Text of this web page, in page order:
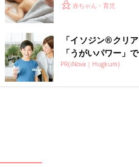
▼赤ちゃん・子どもの病気とホ
赤ちゃん・育児
「イソジン®クリ
「うがいパワー」
PR(iNova｜Hugkum)